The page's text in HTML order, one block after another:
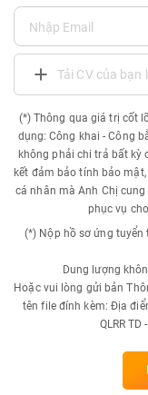
Tải CV của bạn
(*) Thông qua giá trị cốt
dụng: Công khai - Công
không phải chi trả bất kỳ
kết đảm bảo tính bảo
cá nhân mà Anh Chị
phục vụ
(*) Nộp hồ sơ ứng tuyển
Dung lượng
Hoặc vui lòng gửi bản
tên file đính kèm: Địa
QLRR